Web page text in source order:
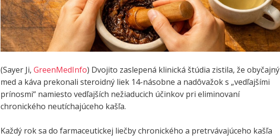
(Sayer Ji, GreenMedInfo) Dvojito zaslepená klinická štúdia zistila, že obyčajný
med a káva prekonali steroidný liek 14-násobne a nadôvažok s „vedľajšími
prínosmi“ namiesto vedľajších nežiaducich účinkov pri eliminovaní
chronického neutíchajúceho kašľa.
Každý rok sa do farmaceutickej liečby chronického a pretrvávajúceho kašľa